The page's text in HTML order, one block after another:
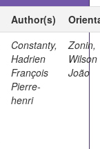
Author(s)
Constanty,
Hadrien
François
Pierre-
henri
Zonin,
Wilson
João